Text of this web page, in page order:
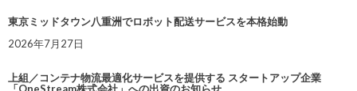
東京ミッドタウン八重洲でロボット配送サービスを本格始動
2026年7月27日
上組／コンテナ物流最適化サービスを提供する スタートアップ企業
「OneStream株式会社」への出資のお知らせ